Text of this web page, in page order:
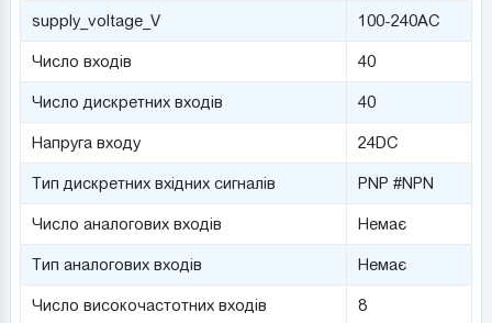
supply_voltage_V 100-240AC
Число входів 40
Число дискретних входів 40
Напруга входу 24DC
Тип дискретних вхідних сигналів PNP #NPN
Число аналогових входів Немає
Тип аналогових входів Немає
Число високочастотних входів 8